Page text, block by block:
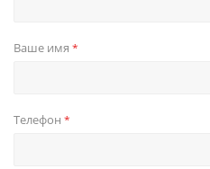
Ваше имя *
Телефон *